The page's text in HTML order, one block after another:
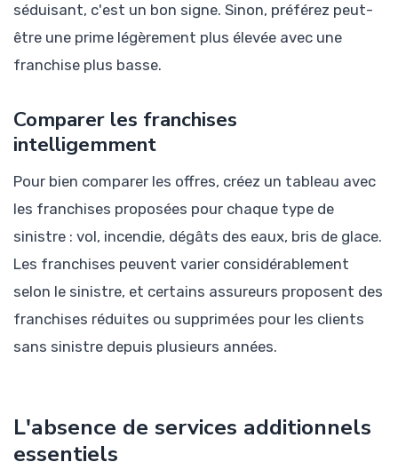
séduisant, c'est un bon signe. Sinon, préférez peut-
être une prime légèrement plus élevée avec une
franchise plus basse.
Comparer les franchises
intelligemment
Pour bien comparer les offres, créez un tableau avec
les franchises proposées pour chaque type de
sinistre : vol, incendie, dégâts des eaux, bris de glace.
Les franchises peuvent varier considérablement
selon le sinistre, et certains assureurs proposent des
franchises réduites ou supprimées pour les clients
sans sinistre depuis plusieurs années.
L'absence de services additionnels
essentiels